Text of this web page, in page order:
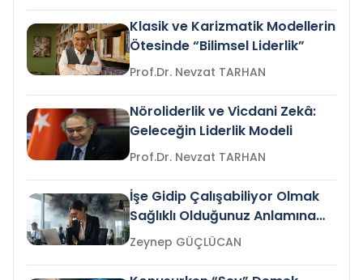
Klasik ve Karizmatik Modellerin
Ötesinde “Bilimsel Liderlik”
Prof.Dr. Nevzat TARHAN
Nöroliderlik ve Vicdani Zekâ:
Geleceğin Liderlik Modeli
Prof.Dr. Nevzat TARHAN
İşe Gidip Çalışabiliyor Olmak
Sağlıklı Olduğunuz Anlamına
Gelir mi?Zeynep GÜÇLÜCAN